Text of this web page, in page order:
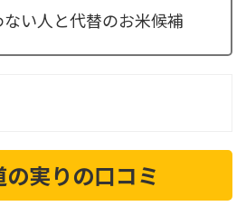
い人と代替のお米候補
実りの口コミ